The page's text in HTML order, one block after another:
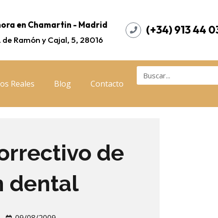
en Chamartin - Madrid
de Ramón y Cajal, 5, 28016
(+34) 913 44
Reales Blog Contacto
de
dental